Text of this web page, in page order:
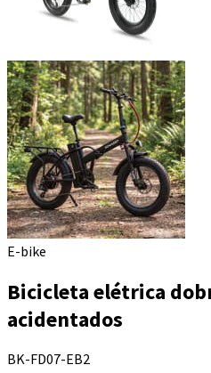
E-bike
Bicicleta elétrica
acidentados
BK-FD07-EB2